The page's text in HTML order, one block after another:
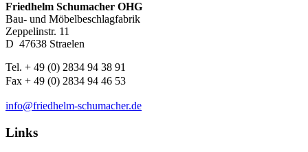
Friedhelm Schumacher OHG
Bau- und Möbelbeschlagfabrik
Zeppelinstr. 11
D ­ 47638 Straelen
Tel. + 49 (0) 2834 94 38 91
Fax + 49 (0) 2834 94 46 53
info@friedhelm-schumacher.de
Links